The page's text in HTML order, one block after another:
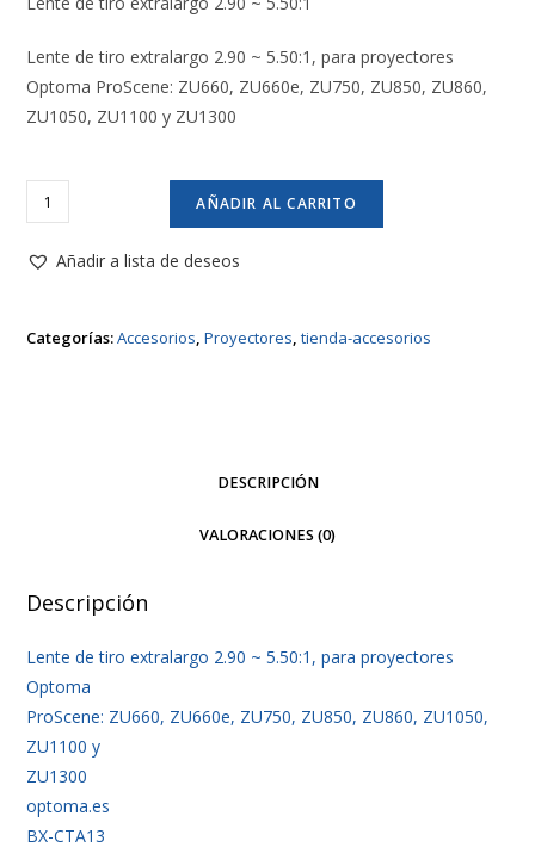
Lente de tiro extralargo 2.90 ~ 5.50:1, para proyectores
Optoma ProScene: ZU660, ZU660e, ZU750, ZU850, ZU860,
ZU1050, ZU1100 y ZU1300
BX-
CTA13
Lente
extralargo
AÑADIR AL CARRITO
Añadir a lista de deseos
Categorías:Accesorios,Proyectores,tienda-accesorios
DESCRIPCIÓN
VALORACIONES (0)
Descripción
Lente de tiro extralargo 2.90 ~ 5.50:1, para proyectores
Optoma
ProScene: ZU660, ZU660e, ZU750, ZU850, ZU860, ZU1050,
ZU1100 y
ZU1300
optoma.es
BX-CTA13